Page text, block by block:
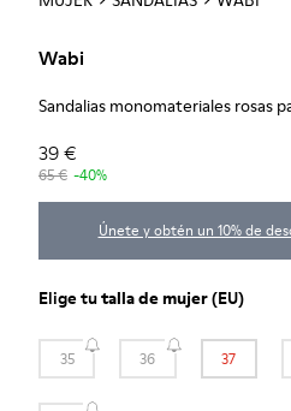
Wabi
Sandalias monomateriales rosas
39 €
65 € -40%
Únete y obtén un 10% de
Elige tutalla de mujer(EU)
35 36 37